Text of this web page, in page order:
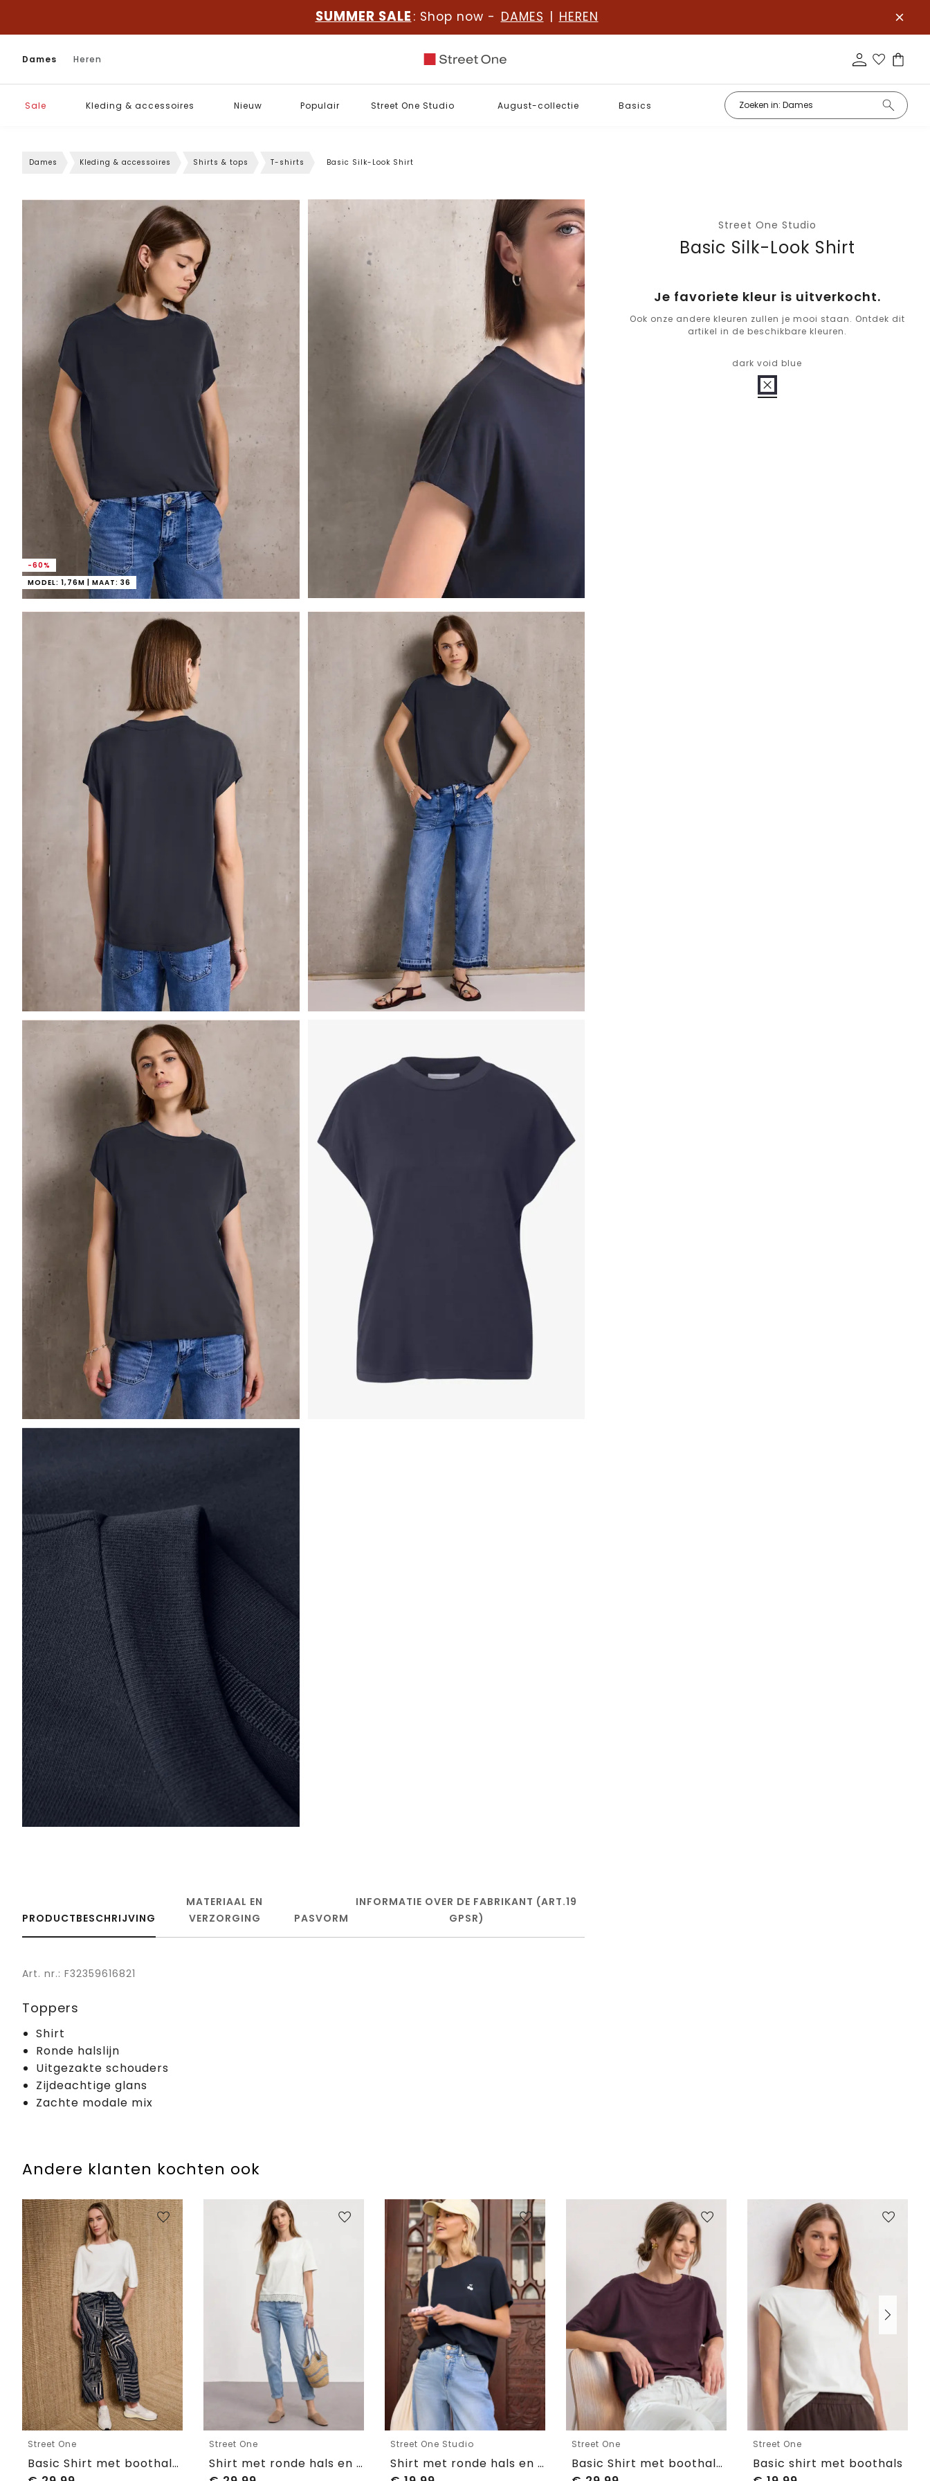
SUMMER SALE : Shop now - DAMES | HEREN
Dames Heren
Sale Kleding & accessoires Nieuw Populair Street One Studio August-collectie Basics
Dames Kleding & accessoires Shirts & tops T-shirts Basic Silk-Look Shirt
-60%
MODEL: 1,76M | MAAT: 36
Street One Studio
Basic Silk-Look Shirt
Je favoriete kleur is uitverkocht.
Ook onze andere kleuren zullen je mooi staan. Ontdek dit
artikel in de beschikbare kleuren.
dark void blue
PRODUCTBESCHRIJVING
MATERIAAL EN
VERZORGING
PASVORM
INFORMATIE OVER DE FABRIKANT (ART.19
GPSR)
Art. nr.: F32359616821
Toppers
Shirt
Ronde halslijn
Uitgezakte schouders
Zijdeachtige glans
Zachte modale mix
Andere klanten kochten ook
Street One
Basic Shirt met boothals en elastische zoom
Street One
Shirt met ronde hals en kant
Street One Studio
Shirt met ronde hals en geborduurd detail
Street One
Basic Shirt met boothals en elastische zoom
Street One
Basic shirt met boothals